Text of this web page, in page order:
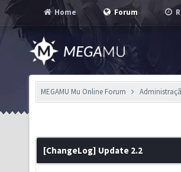
Home Forum
MEGAMU Mu Online Forum
[ChangeLog] Update 2.2